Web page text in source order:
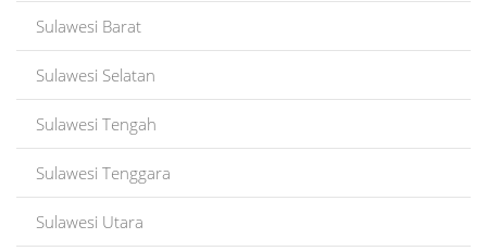
Sulawesi Barat
Sulawesi Selatan
Sulawesi Tengah
Sulawesi Tenggara
Sulawesi Utara